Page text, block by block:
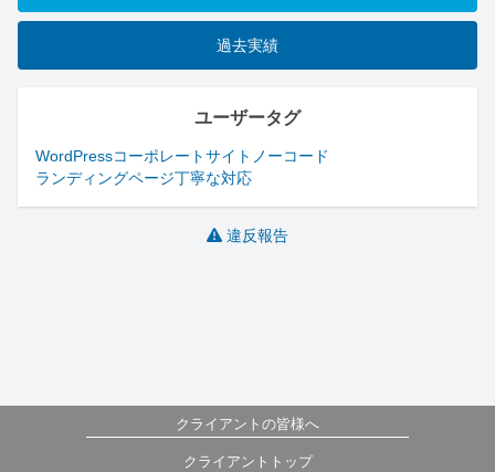
過去実績
ユーザータグ
WordPressコーポレートサイト ノーコード
ランディングページ丁寧な対応
違反報告
クライアントの皆様へ
クライアントトップ